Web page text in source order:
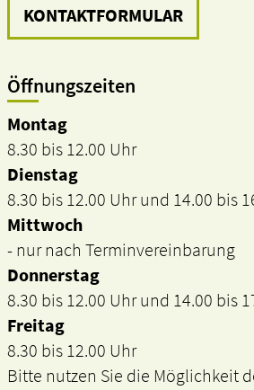
KONTAKTFORMULAR
Öffnungszeiten
Montag
8.30 bis 12.00 Uhr
Dienstag
8.30 bis 12.00 Uhr und 14.00 bis
Mittwoch
- nur nach Terminvereinbarung
Donnerstag
8.30 bis 12.00 Uhr und 14.00 bis
Freitag
8.30 bis 12.00 Uhr
Bitte nutzen Sie die Möglichkeit